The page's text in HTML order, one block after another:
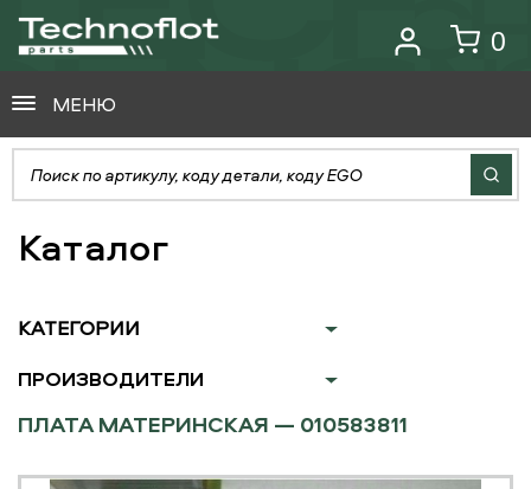
0
МЕНЮ
Каталог
КАТЕГОРИИ
ПРОИЗВОДИТЕЛИ
ПЛАТА МАТЕРИНСКАЯ — 010583811